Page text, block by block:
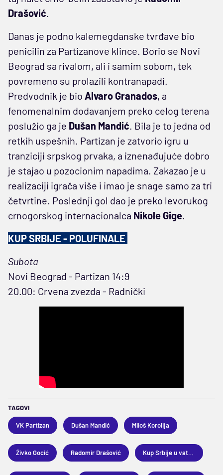
Drašović.
Danas je podno kalemegdanske tvrđave bio
penicilin za Partizanove klince. Borio se Novi
Beograd sa rivalom, ali i samim sobom, tek
povremeno su prolazili kontranapadi.
Predvodnik je bio Alvaro Granados, a
fenomenalnim dodavanjem preko celog terena
poslužio ga je Dušan Mandić. Bila je to jedna od
retkih uspešnih. Partizan je zatvorio igru u
tranziciji srpskog prvaka, a iznenađujuće dobro
je stajao u pozocionim napadima. Zakazao je u
realizaciji igrača više i imao je snage samo za tri
četvrtine. Poslednji gol dao je preko levorukog
crnogorskog internacionalca Nikole Gige.
KUP SRBIJE - POLUFINALE
Subota
Novi Beograd - Partizan 14:9
20.00: Crvena zvezda - Radnički
TAGOVI
VK Partizan Dušan Mandić Miloš Korolija
Živko Gocić Radomir Drašović